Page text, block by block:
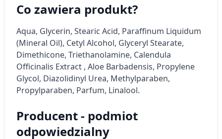
Co zawiera produkt?
Aqua, Glycerin, Stearic Acid, Paraffinum Liquidum
(Mineral Oil), Cetyl Alcohol, Glyceryl Stearate,
Dimethicone, Triethanolamine, Calendula
Officinalis Extract , Aloe Barbadensis, Propylene
Glycol, Diazolidinyl Urea, Methylparaben,
Propylparaben, Parfum, Linalool.
Producent - podmiot
odpowiedzialny
Rozumienie odbiorców dzięki statystyce lub
kombinacji danych z różnych źródeł
Rozwój i ulepszanie usług
Wykorzystywanie ograniczonych danych do
wyboru treści
Funkcje specjalne IAB:
Identyfikowanie urządzeń na podstawie
aktywnie żądanych informacji